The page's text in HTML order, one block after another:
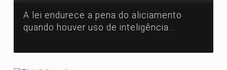
A lei endurece a pena do aliciamento
quando houver uso de inteligência
promessa de vantagem ou